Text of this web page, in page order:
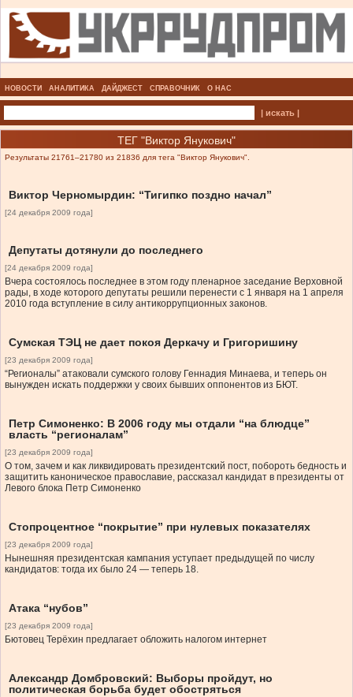
НОВОСТИ АНАЛИТИКА ДАЙДЖЕСТ СПРАВОЧНИК О НАС
| искать |
ТЕГ "Виктор Янукович"
Результаты 21761–21780 из 21836 для тега "Виктор Янукович".
Виктор Черномырдин: “Тигипко поздно начал”
[24 декабря 2009 года]
Депутаты дотянули до последнего
[24 декабря 2009 года]
Вчера состоялось последнее в этом году пленарное заседание Верховной
рады, в ходе которого депутаты решили перенести с 1 января на 1 апреля
2010 года вступление в силу антикоррупционных законов.
Сумская ТЭЦ не дает покоя Деркачу и Григоришину
[23 декабря 2009 года]
“Регионалы” атаковали сумского голову Геннадия Минаева, и теперь он
вынужден искать поддержки у своих бывших оппонентов из БЮТ.
Петр Симоненко: В 2006 году мы отдали “на блюдце”
власть “регионалам”
[23 декабря 2009 года]
О том, зачем и как ликвидировать президентский пост, побороть бедность и
защитить каноническое православие, рассказал кандидат в президенты от
Левого блока Петр Симоненко
Стопроцентное “покрытие” при нулевых показателях
[23 декабря 2009 года]
Нынешняя президентская кампания уступает предыдущей по числу
кандидатов: тогда их было 24 — теперь 18.
Атака “нубов”
[23 декабря 2009 года]
Бютовец Терёхин предлагает обложить налогом интернет
Александр Домбровский: Выборы пройдут, но
политическая борьба будет обостряться